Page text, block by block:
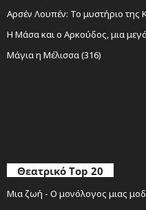
Αρσέν Λουπέν: Το μυστήριο της
Η Μάσα και ο Αρκούδος, μια
Μάγια η Μέλισσα (316)
Θεατρικό Top 20
Μια ζωή - Ο μονόλογος μιας